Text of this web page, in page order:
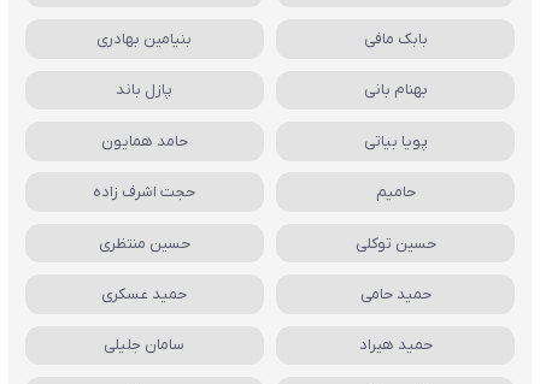
بابک مافی بنیامین بهادری
بهنام بانی پازل باند
پویا بیاتی حامد همایون
حامیم حجت اشرف زاده
حسین توکلی حسین منتظری
حمید حامی حمید عسکری
حمید هیراد سامان جلیلی